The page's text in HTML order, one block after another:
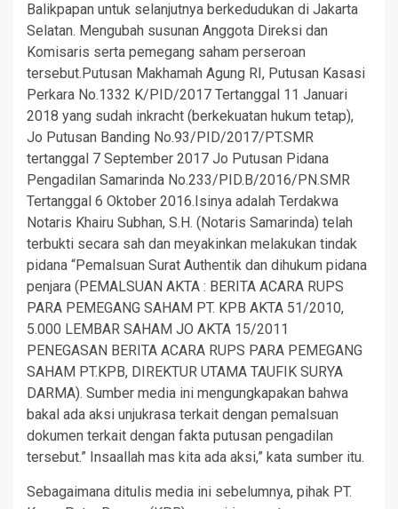
Balikpapan untuk selanjutnya berkedudukan di Jakarta
Selatan. Mengubah susunan Anggota Direksi dan
Komisaris serta pemegang saham perseroan
tersebut.Putusan Makhamah Agung RI, Putusan Kasasi
Perkara No.1332 K/PID/2017 Tertanggal 11 Januari
2018 yang sudah inkracht (berkekuatan hukum tetap),
Jo Putusan Banding No.93/PID/2017/PT.SMR
tertanggal 7 September 2017 Jo Putusan Pidana
Pengadilan Samarinda No.233/PID.B/2016/PN.SMR
Tertanggal 6 Oktober 2016.Isinya adalah Terdakwa
Notaris Khairu Subhan, S.H. (Notaris Samarinda) telah
terbukti secara sah dan meyakinkan melakukan tindak
pidana “Pemalsuan Surat Authentik dan dihukum pidana
penjara (PEMALSUAN AKTA : BERITA ACARA RUPS
PARA PEMEGANG SAHAM PT. KPB AKTA 51/2010,
5.000 LEMBAR SAHAM JO AKTA 15/2011
PENEGASAN BERITA ACARA RUPS PARA PEMEGANG
SAHAM PT.KPB, DIREKTUR UTAMA TAUFIK SURYA
DARMA). Sumber media ini mengungkapakan bahwa
bakal ada aksi unjukrasa terkait dengan pemalsuan
dokumen terkait dengan fakta putusan pengadilan
tersebut.” Insaallah mas kita ada aksi,” kata sumber itu.
Sebagaimana ditulis media ini sebelumnya, pihak PT.